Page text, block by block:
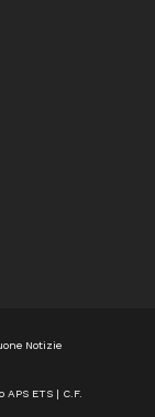
Notizie
APS ETS | C.F.